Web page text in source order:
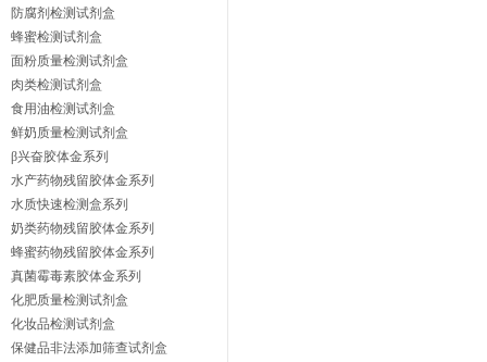
防腐剂检测试剂盒
蜂蜜检测试剂盒
面粉质量检测试剂盒
肉类检测试剂盒
食用油检测试剂盒
鲜奶质量检测试剂盒
β兴奋胶体金系列
水产药物残留胶体金系列
水质快速检测盒系列
奶类药物残留胶体金系列
蜂蜜药物残留胶体金系列
真菌霉毒素胶体金系列
化肥质量检测试剂盒
化妆品检测试剂盒
保健品非法添加筛查试剂盒